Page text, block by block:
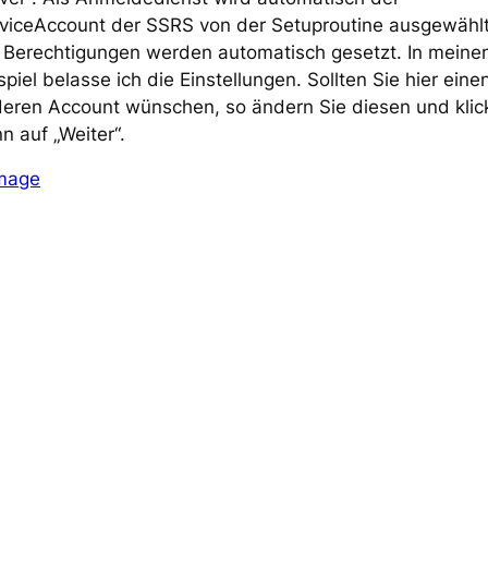
der SSRS von der Setuproutine
Berechtigungen werden automatisch gesetzt. In
belasse ich die Einstellungen. Sollten Sie hier
Account wünschen, so ändern Sie diesen und
auf „Weiter“.